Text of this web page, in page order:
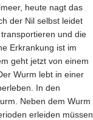
heute nagt das
der Nil selbst leidet
und die
Erkrankung ist im
geht jetzt von einem
Wurm lebt in einer
In den
Neben dem Wurm
erleiden müssen,